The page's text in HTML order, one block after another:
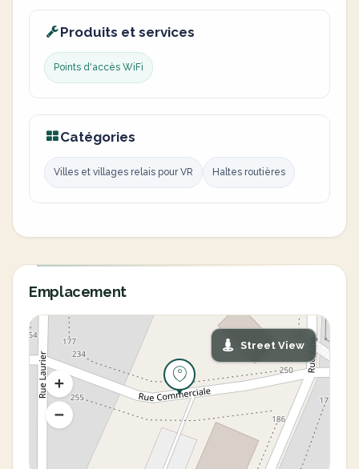
Produits et services
Points d'accès WiFi
Catégories
Villes et villages relais pour VR Haltes routières
Emplacement
Street View